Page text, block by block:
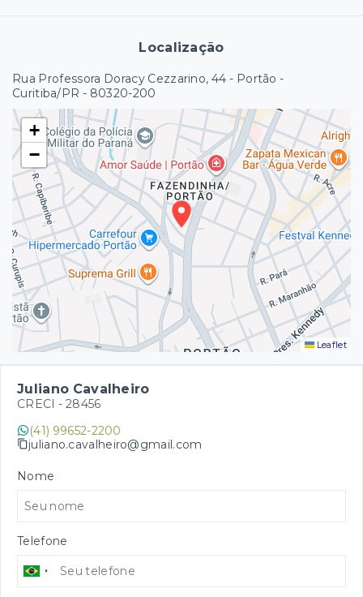
Localização
Rua Professora Doracy Cezzarino, 44 - Portão -
Curitiba/PR - 80320-200
+
−
Leaflet
Juliano Cavalheiro
CRECI - 28456
(41) 99652-2200
juliano.cavalheiro@gmail.com
Nome
Telefone